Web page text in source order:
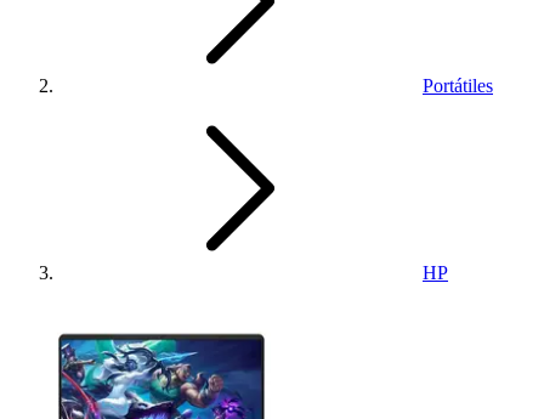
Portátiles
HP